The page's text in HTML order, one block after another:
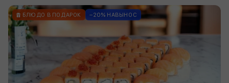
БЛЮДО В ПОДАРОК −20% НАВЫНОС